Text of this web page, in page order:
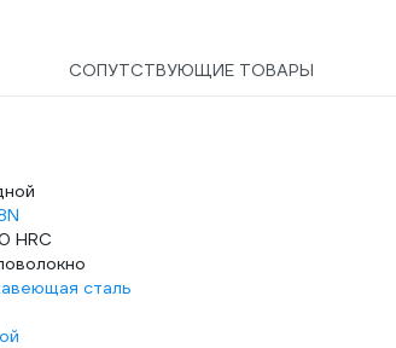
СОПУТСТВУЮЩИЕ ТОВАРЫ
HRC
сталь